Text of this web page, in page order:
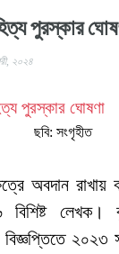
পুরস্কার
২০২৪
ছবি: সংগৃহীত
অবদান রাখায়
বিশিষ্ট লেখক।
বিজ্ঞপ্তিতে